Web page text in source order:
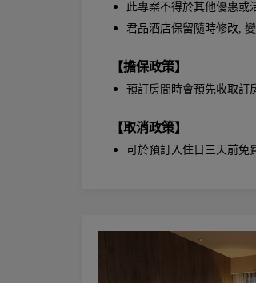
此專案不得於其他優惠或
君品酒店保留隨時修改,
【擔保政策】
預訂房間時會預先收取訂
【取消政策】
可於預訂入住日三天前免